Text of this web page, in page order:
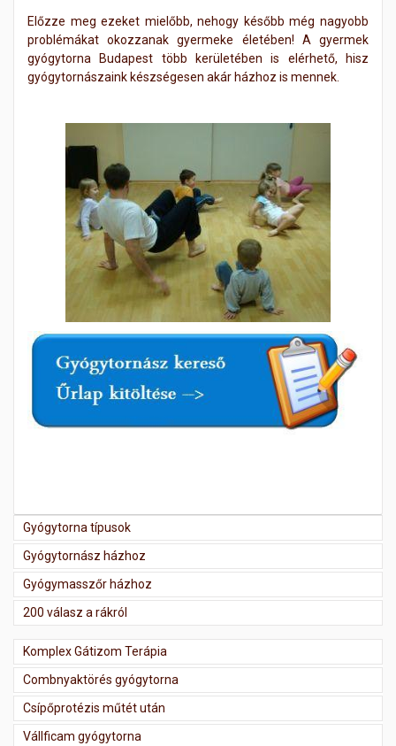
Előzze meg ezeket mielőbb, nehogy később még nagyobb
problémákat okozzanak gyermeke életében! A gyermek
gyógytorna Budapest több kerületében is elérhető, hisz
gyógytornászaink készségesen akár házhoz is mennek.
Gyógytorna típusok
Gyógytornász házhoz
Gyógymasszőr házhoz
200 válasz a rákról
Komplex Gátizom Terápia
Combnyaktörés gyógytorna
Csípőprotézis műtét után
Vállficam gyógytorna